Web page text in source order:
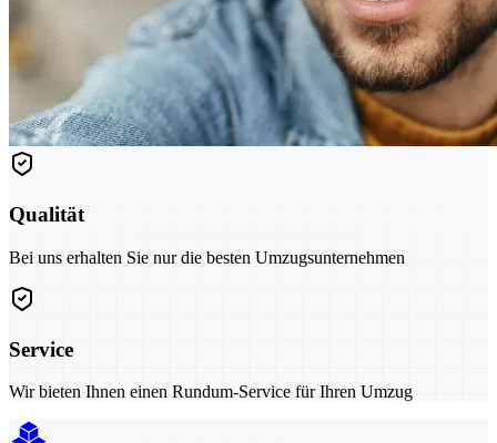
Qualität
Bei uns erhalten Sie nur die besten Umzugsunternehmen
Service
Wir bieten Ihnen einen Rundum-Service für Ihren Umzug